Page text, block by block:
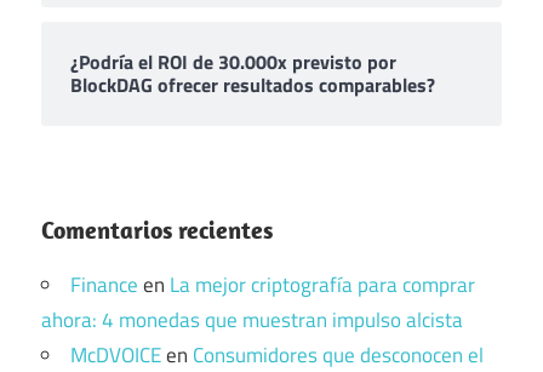
¿Podría el ROI de 30.000x previsto por
BlockDAG ofrecer resultados comparables?
Comentarios recientes
Financeen La mejor criptografía para comprar
ahora: 4 monedas que muestran impulso alcista
McDVOICEen Consumidores que desconocen el